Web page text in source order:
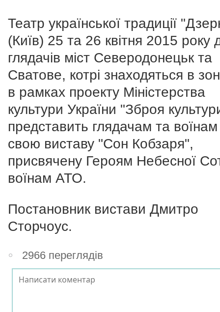
Театр української традиції
(Київ) 25 та 26 квітня 2015 року
глядачів міст Северодонецьк та
Сватове, котрі знаходяться в
в рамках проекту Міністерства
культури України "Зброя
представить глядачам та
свою виставу "Сон Кобзаря",
присвячену Героям Небесної
воїнам АТО.
Постановник вистави Дмитро
Сторчоус.
2966 переглядів